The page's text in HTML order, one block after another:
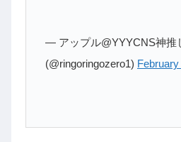
— アップル@YYYCNS神推
(@ringoringozero1)